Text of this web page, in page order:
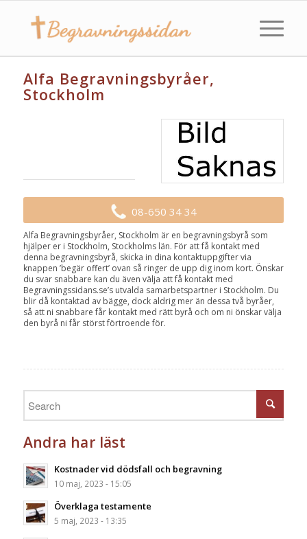
Alfa Begravningsbyråer,
Stockholm
08-650 34 34
Alfa Begravningsbyråer, Stockholm är en begravningsbyrå som
hjälper er i Stockholm, Stockholms län. För att få kontakt med
denna begravningsbyrå, skicka in dina kontaktuppgifter via
knappen ’begär offert’ ovan så ringer de upp dig inom kort. Önskar
du svar snabbare kan du även välja att få kontakt med
Begravningssidans.se’s utvalda samarbetspartner i Stockholm. Du
blir då kontaktad av bägge, dock aldrig mer än dessa två byråer,
så att ni snabbare får kontakt med rätt byrå och om ni önskar välja
den byrå ni får störst förtroende för.
Andra har läst
Kostnader vid dödsfall och begravning
10 maj, 2023 - 15:05
Överklaga testamente
5 maj, 2023 - 13:35